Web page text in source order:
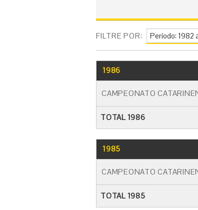
FILTRE POR:
1986
CAMPEONATO
TOTAL 1986
1985
CAMPEONATO
TOTAL 1985